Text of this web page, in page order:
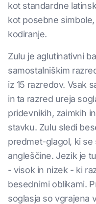
kot standardne
kot posebne
kodiranje.
Zulu je aglutinativni
samostalniškim
iz 15 razredov. Vsak
in ta razred ureja
pridevnikih, zaimkih
stavku. Zulu sledi
predmet-glagol, ki
angleščine. Jezik je
- visok in nizek - ki
besednimi oblikami.
soglasja so vgrajena